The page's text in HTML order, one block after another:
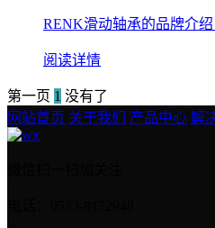
RENK滑动轴承的品牌介
阅读详情
第一页 1 没有了
网站首页 关于我们 产品中心 解